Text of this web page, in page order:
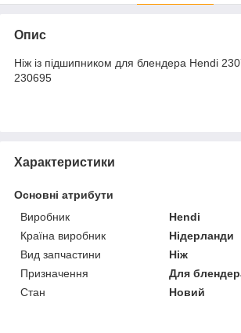
Опис
Ніж із підшипником для блендера Hendi
230695
Характеристики
Основні атрибути
Виробник
Hendi
Країна виробник
Нідерланди
Вид запчастини
Ніж
Призначення
Для
Стан
Новий